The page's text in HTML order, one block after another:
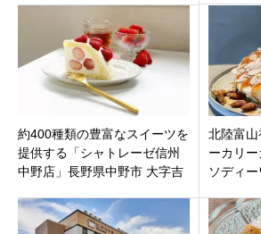
craft」
約400種類の豊富なスイーツを
提供する「シャトレーゼ信州
中野店」長野県中野市 大字吉
プン
北陸富
ーカリ
ソディ
ケーキ！